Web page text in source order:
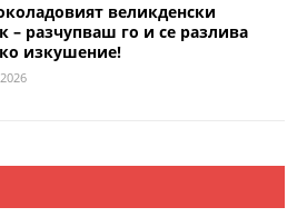
великденски
– разчупваш го и се разлива
изкушение!